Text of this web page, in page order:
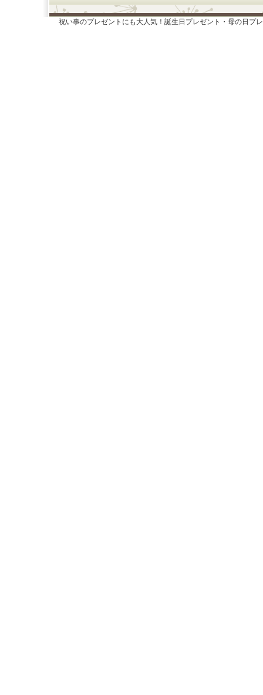
祝い事のプレゼントにも大人気！誕生日プレゼント・母の日プ